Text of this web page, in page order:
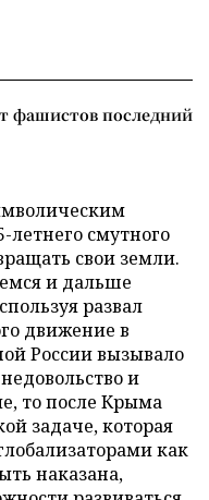
фашистов последний
смутного
свои земли.
и дальше
развал
движение в
России вызывало
и
то после Крыма
задаче, которая
как
наказана,